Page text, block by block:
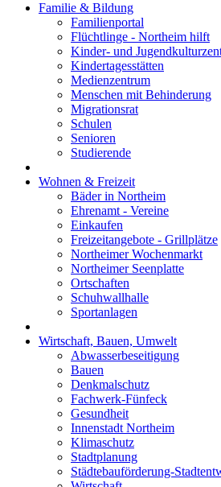
Familie & Bildung
Familienportal
Flüchtlinge - Northeim hilft
Kinder- und
Kindertagesstätten
Medienzentrum
Menschen mit Behinderung
Migrationsrat
Schulen
Senioren
Studierende
Wohnen & Freizeit
Bäder in Northeim
Ehrenamt - Vereine
Einkaufen
Freizeitangebote - Grillplätze
Northeimer Wochenmarkt
Northeimer Seenplatte
Ortschaften
Schuhwallhalle
Sportanlagen
Wirtschaft, Bauen, Umwelt
Abwasserbeseitigung
Bauen
Denkmalschutz
Fachwerk-Fünfeck
Gesundheit
Innenstadt Northeim
Klimaschutz
Stadtplanung
Städtebauförderung-